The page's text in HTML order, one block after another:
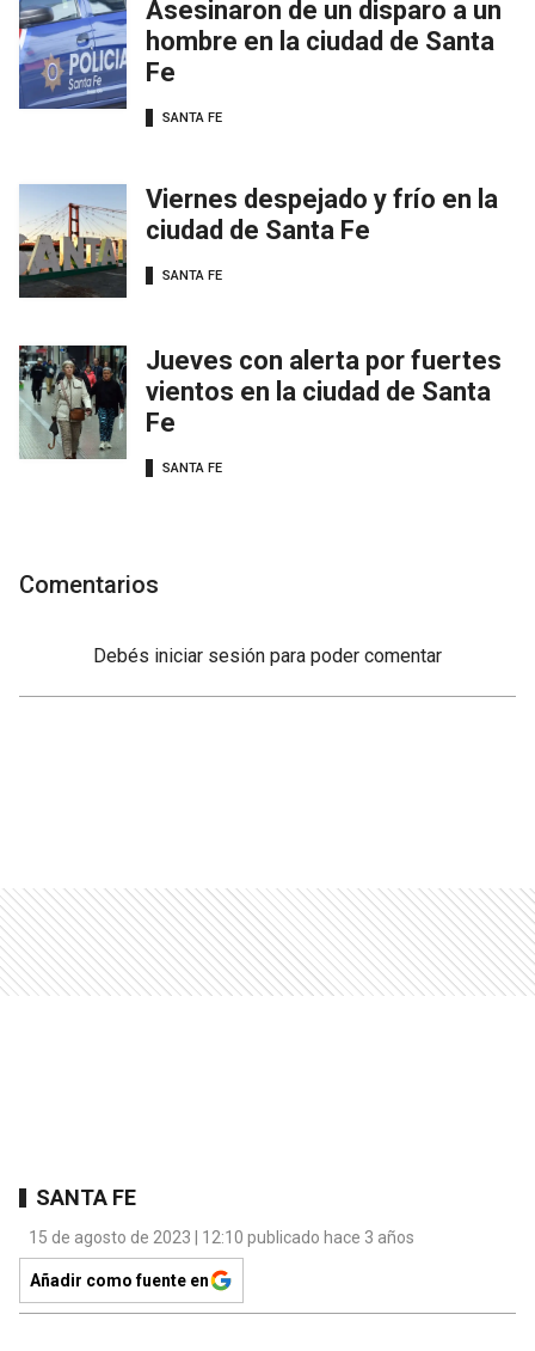
Asesinaron de un disparo a un
hombre en la ciudad de Santa
Fe
SANTA FE
Viernes despejado y frío en la
ciudad de Santa Fe
SANTA FE
Jueves con alerta por fuertes
vientos en la ciudad de Santa
Fe
SANTA FE
Comentarios
Debés iniciar sesión para poder comentar
SANTA FE
15 de agosto de 2023 | 12:10 publicado hace 3 años
Añadir como fuente en